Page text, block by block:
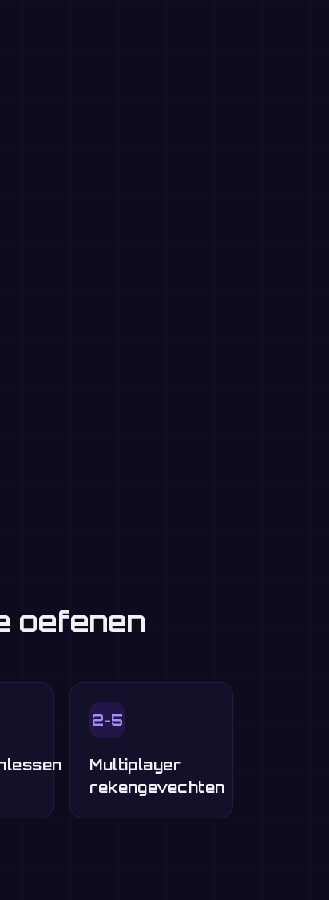
oefenen
2-5
Multiplayer
rekengevechten